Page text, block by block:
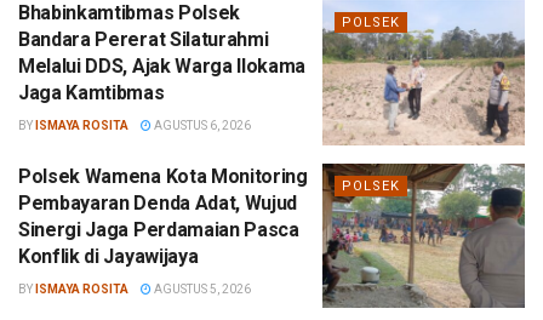
POLSEK
Bhabinkamtibmas Polsek
Bandara Pererat Silaturahmi
Melalui DDS, Ajak Warga Ilokama
Jaga Kamtibmas
BY ISMAYA ROSITA AGUSTUS 6, 2026
POLSEK
Polsek Wamena Kota Monitoring
Pembayaran Denda Adat, Wujud
Sinergi Jaga Perdamaian Pasca
Konflik di Jayawijaya
BY ISMAYA ROSITA AGUSTUS 5, 2026